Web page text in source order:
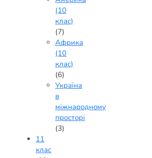
(10
клас)
(7)
Африка
(10
клас)
(6)
Україна
в
міжнародному
просторі
(3)
11
клас